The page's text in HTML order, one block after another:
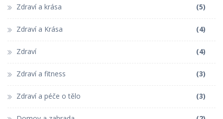
Zdraví a krása (5)
Zdraví a Krása (4)
Zdraví (4)
Zdraví a fitness (3)
Zdraví a péče o tělo (3)